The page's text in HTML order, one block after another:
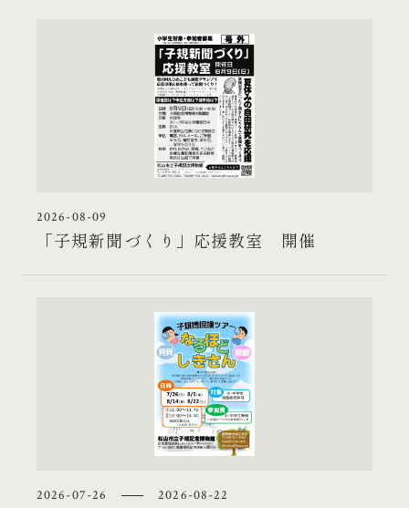
「子規新聞づくり」応援教室 開催
2026-08-09
2026-07-26 2026-08-22